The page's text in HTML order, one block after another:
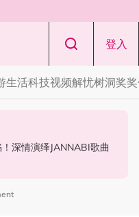
登入
生活科技视频解忧树洞奖
声：真相终究会浮出水
人合唱《流星雨》，梦回
深情演绎JANNABI歌曲